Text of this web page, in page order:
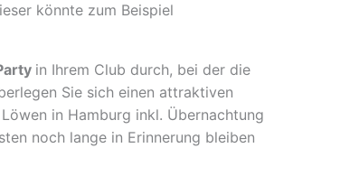
könnte zum Beispiel
in Ihrem Club durch, bei der die
Sie sich einen attraktiven
in Hamburg inkl. Übernachtung
noch lange in Erinnerung bleiben